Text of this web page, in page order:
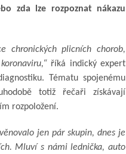
zda lze rozpoznat nákazu
chronických plicních chorob,
říká indický expert
Tématu spojenému
totiž řečaři získávají
rozpoložení.
jen pár skupin, dnes je
Mluví s námi lednička, auto